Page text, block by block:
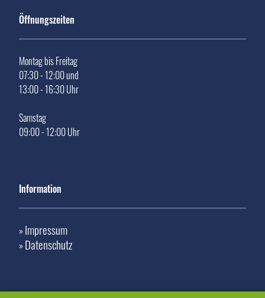
Öffnungszeiten
Montag bis Freitag
07:30 - 12:00 und
13:00 - 16:30 Uhr
Samstag
09:00 - 12:00 Uhr
Information
» Impressum
» Datenschutz